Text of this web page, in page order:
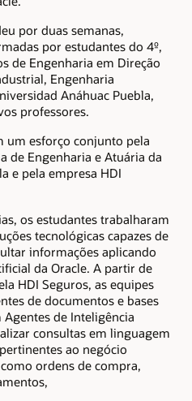
por duas semanas,
por estudantes do 4º,
de Engenharia em Direção
Engenharia
Anáhuac Puebla,
professores.
um esforço conjunto pela
de Engenharia e Atuária da
e pela empresa HDI
os estudantes trabalharam
tecnológicas capazes de
informações aplicando
da Oracle. A partir de
HDI Seguros, as equipes
de documentos e bases
de Inteligência
consultas em linguagem
ao negócio
ordens de compra,